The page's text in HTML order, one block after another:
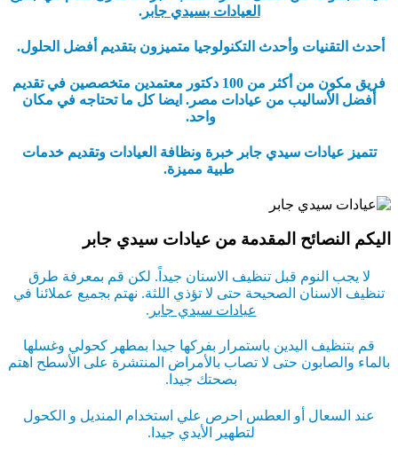
العيادات بسيدي جابر.
أحدث التقنيات وأحدث التكنولوجيا متميزون بتقديم أفضل الحلول.
فريق مكون من أكثر من 100 دكتور معتمدين متخصصين في تقديم
أفضل الأساليب من عيادات مصر. ايضا كل ما تحتاجه في مكان
واحد.
تتميز عيادات سيدي جابر خبرة ونظافة العيادات وتقديم خدمات
طبية مميزة.
اليكم النصائح المقدمة من عيادات سيدي جابر
لا يجب النوم قبل تنظيف الاسنان جيداً. لكن قم بمعرفة طرق
تنظيف الاسنان الصحيحة حتى لا تؤذي اللثة. نهتم بجميع عملائنا في
عيادات سيدي جابر .
قم بتنظيف اليدين باستمرار بفركها جيدا بمطهر كحولي وغسلها
بالماء والصابون حتى لا تصاب بالأمراض المنتشرة على الأسطح اهتم
بصحتك جيدا.
عند السعال أو العطس احرص علي استخدام المنديل و الكحول
لتطهير الأيدي جيدا.